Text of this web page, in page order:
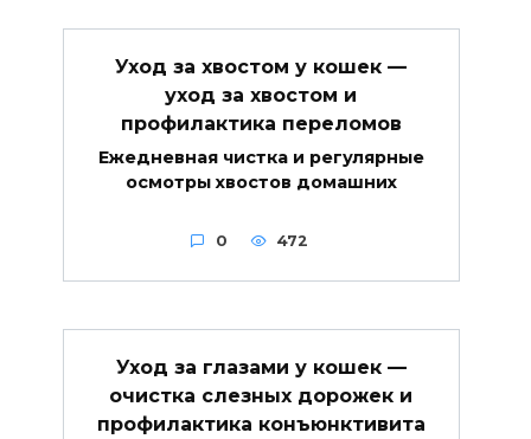
Уход за хвостом у кошек —
уход за хвостом и
профилактика переломов
Ежедневная чистка и регулярные
осмотры хвостов домашних
0 472
Уход за глазами у кошек —
очистка слезных дорожек и
профилактика конъюнктивита